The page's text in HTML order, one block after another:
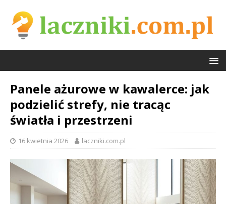
Panele ażurowe w kawalerce: jak
podzielić strefy, nie tracąc
światła i przestrzeni
16 kwietnia 2026 laczniki.com.pl